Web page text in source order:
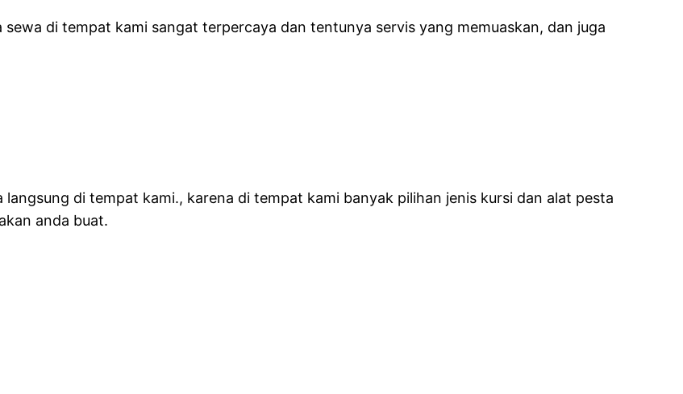
di tempat kami sangat terpercaya dan tentunya servis yang memuaskan, dan juga
di tempat kami., karena di tempat kami banyak pilihan jenis kursi dan alat pesta
anda buat.